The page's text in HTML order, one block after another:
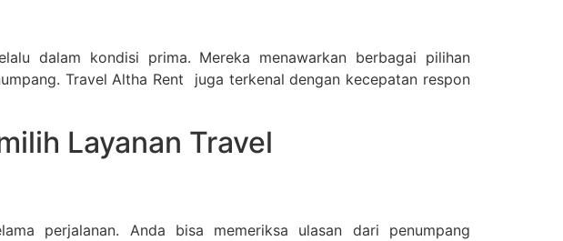
dalam kondisi prima. Mereka menawarkan berbagai pilihan
Travel Altha Rent juga terkenal dengan kecepatan respon
Layanan Travel
perjalanan. Anda bisa memeriksa ulasan dari penumpang